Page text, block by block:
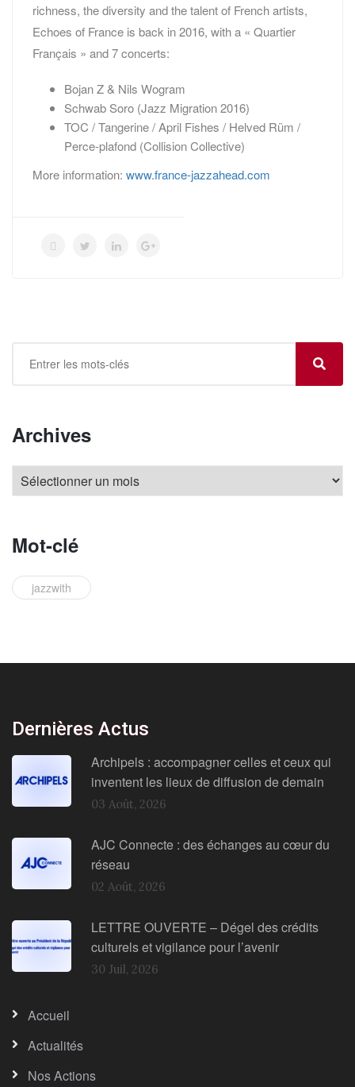
richness, the diversity and the talent of French artists,
Echoes of France is back in 2016, with a « Quartier
Français » and 7 concerts:
Bojan Z & Nils Wogram
Schwab Soro (Jazz Migration 2016)
TOC / Tangerine / April Fishes / Helved Rüm /
Perce-plafond (Collision Collective)
More information: www.france-jazzahead.com
Archives
Mot-clé
jazzwith
Dernières Actus
Archipels : accompagner celles et ceux qui
inventent les lieux de diffusion de demain
03 Août, 2026
AJC Connecte : des échanges au cœur du
réseau
02 Août, 2026
LETTRE OUVERTE – Dégel des crédits
culturels et vigilance pour l’avenir
30 Juil, 2026
Accueil
Actualités
Nos Actions